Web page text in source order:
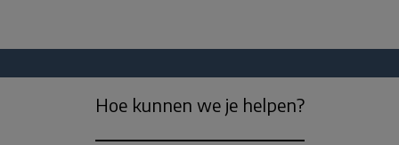
Hoe kunnen we je helpen?